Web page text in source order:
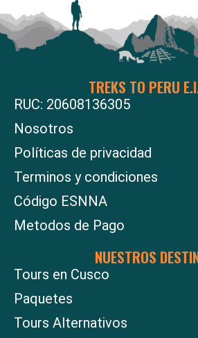
TREKS TO PERU
RUC: 20608136305
Nosotros
Políticas de privacidad
Terminos y condiciones
Código ESNNA
Metodos de Pago
NUESTROS
Tours en Cusco
Paquetes
Tours Alternativos